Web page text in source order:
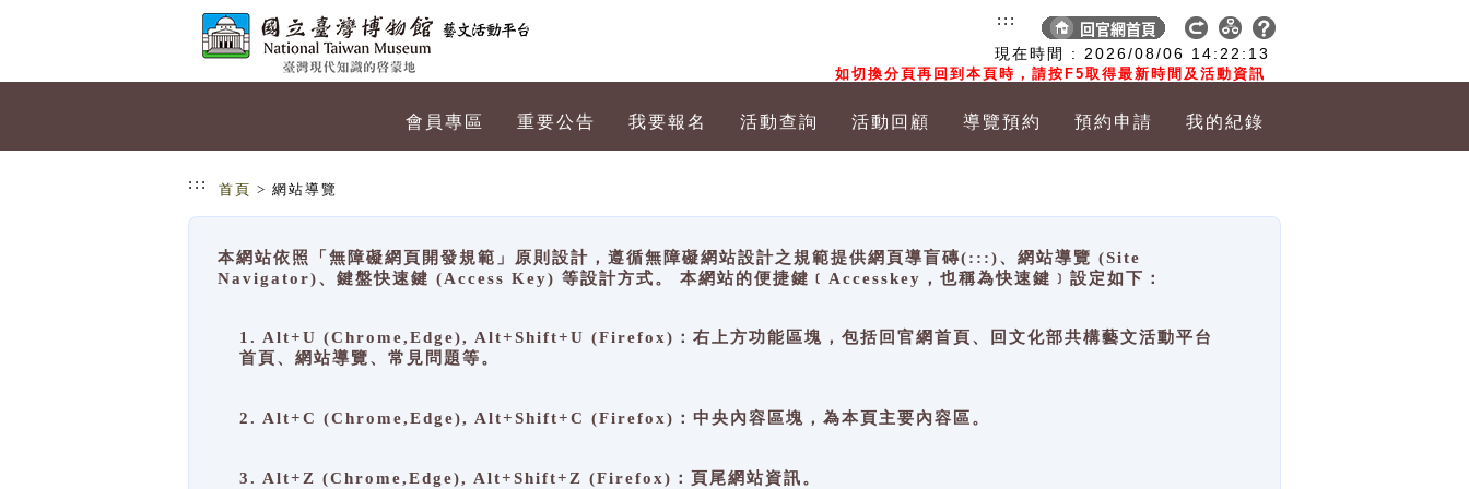
現在時間 : 2026/08/06 14:22:13
如切換分頁再回到本頁時，請按F5取得最新時間及活動資訊
:::
會員專區 重要公告 我要報名 活動查詢 活動回顧 導覽預約 預約申請 我的紀錄
::: 首頁 > 網站導覽
本網站依照「無障礙網頁開發規範」原則設計，遵循無障礙網站設計之規範提供網頁導盲磚(:::)、網站導覽 (Site
Navigator)、鍵盤快速鍵 (Access Key) 等設計方式。 本網站的便捷鍵﹝Accesskey，也稱為快速鍵﹞設定如下：
1. Alt+U (Chrome,Edge), Alt+Shift+U (Firefox)：右上方功能區塊，包括回官網首頁、回文化部共構藝文活動平台
首頁、網站導覽、常見問題等。
2. Alt+C (Chrome,Edge), Alt+Shift+C (Firefox)：中央內容區塊，為本頁主要內容區。
3. Alt+Z (Chrome,Edge), Alt+Shift+Z (Firefox)：頁尾網站資訊。